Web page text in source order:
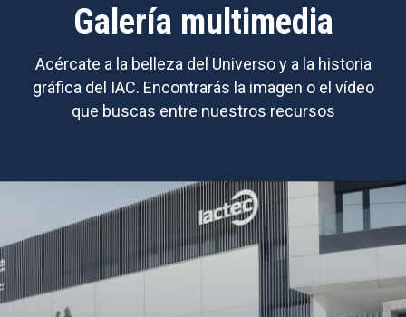
Galería multimedia
Acércate a la belleza del Universo y a la historia
gráfica del IAC. Encontrarás la imagen o el vídeo
que buscas entre nuestros recursos